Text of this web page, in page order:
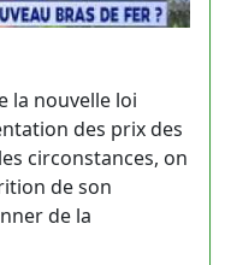
la nouvelle loi
des prix des
circonstances, on
de son
de la